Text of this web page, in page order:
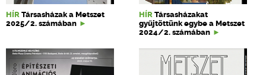
HÍR Társasházak a Metszet
2025/2. számában
HÍR Társasházakat
gyűjtöttünk egybe a Metszet
2024/2. számában